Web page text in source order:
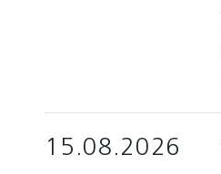
15.08.2026